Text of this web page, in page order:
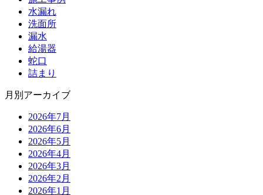
水漏れ
洗面所
漏水
給湯器
蛇口
詰まり
月別アーカイブ
2026年7月
2026年6月
2026年5月
2026年4月
2026年3月
2026年2月
2026年1月